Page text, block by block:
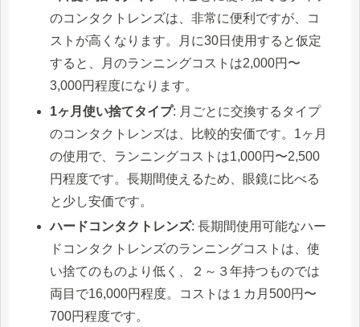
のコンタクトレンズは、非常に便利ですが、コ
ストが高くなります。月に30日使用すると仮定
すると、月のランニングコストは2,000円〜
3,000円程度になります。
1ヶ月使い捨てタイプ: 月ごとに交換するタイプ
のコンタクトレンズは、比較的安価です。1ヶ月
の使用で、ランニングコストは1,000円〜2,500
円程度です。長期間使えるため、眼鏡に比べる
と少し安価です。
ハードコンタクトレンズ: 長期間使用可能なハー
ドコンタクトレンズのランニングコストは、使
い捨てのものより低く、２～３年持つものでは
両目で16,000円程度。コストは１カ月500円〜
700円程度です。